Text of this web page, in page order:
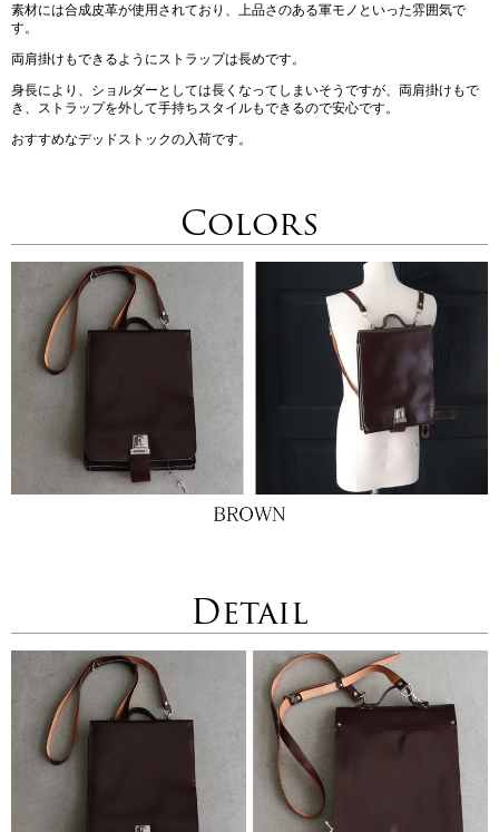
素材には合成皮革が使用されており、上品さのある軍モノといった雰囲気で
す。
両肩掛けもできるようにストラップは長めです。
身長により、ショルダーとしては長くなってしまいそうですが、両肩掛けもで
き、ストラップを外して手持ちスタイルもできるので安心です。
おすすめなデッドストックの入荷です。
Colors
Detail